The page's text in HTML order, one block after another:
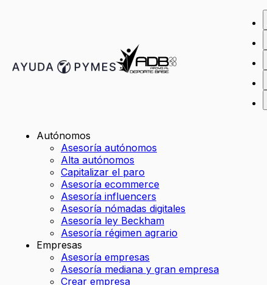
Autónomos
Asesoría autónomos
Alta autónomos
Capitalizar el paro
Asesoría ecommerce
Asesoría influencers
Asesoría nómadas digitales
Asesoría ley Beckham
Asesoría régimen agrario
Empresas
Asesoría empresas
Asesoría mediana y gran empresa
Crear empresa